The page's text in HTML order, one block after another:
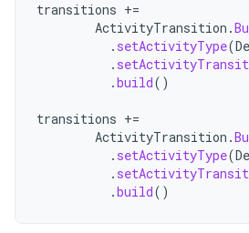
transitions +=
ActivityTransition .
. setActivityType(
.
.build()
transitions +=
ActivityTransition .
. setActivityType(
.
.build()